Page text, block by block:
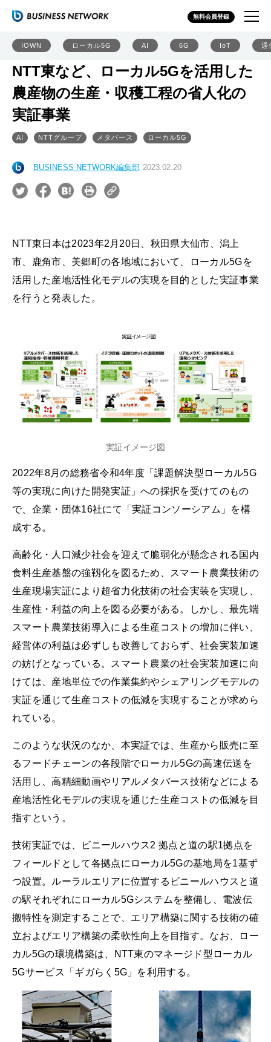
無料会員登録
IOWN ローカル5G AI 6G IoT 通
NTT東など、ローカル5Gを活用した
農産物の生産・収穫工程の省人化の
実証事業
AI NTTグループ メタバース ローカル5G
BUSINESS NETWORK編集部 2023.02.20
NTT東日本は2023年2月20日、秋田県大仙市、潟上
市、鹿角市、美郷町の各地域において、ローカル5Gを
活用した産地活性化モデルの実現を目的とした実証事業
を行うと発表した。
実証イメージ図
2022年8月の総務省令和4年度「課題解決型ローカル5G
等の実現に向けた開発実証」への採択を受けてのもの
で、企業・団体16社にて「実証コンソーシアム」を構
成する。
高齢化・人口減少社会を迎えて脆弱化が懸念される国内
食料生産基盤の強靱化を図るため、スマート農業技術の
生産現場実証により超省力化技術の社会実装を実現し、
生産性・利益の向上を図る必要がある。しかし、最先端
スマート農業技術導入による生産コストの増加に伴い、
経営体の利益は必ずしも改善しておらず、社会実装加速
の妨げとなっている。スマート農業の社会実装加速に向
けては、産地単位での作業集約やシェアリングモデルの
実証を通じて生産コストの低減を実現することが求めら
れている。
このような状況のなか、本実証では、生産から販売に至
るフードチェーンの各段階でローカル5Gの高速伝送を
活用し、高精細動画やリアルメタバース技術などによる
産地活性化モデルの実現を通じた生産コストの低減を目
指すという。
技術実証では、ビニールハウス2 拠点と道の駅1拠点を
フィールドとして各拠点にローカル5Gの基地局を1基ず
つ設置。ルーラルエリアに位置するビニールハウスと道
の駅それぞれにローカル5Gシステムを整備し、電波伝
搬特性を測定することで、エリア構築に関する技術の確
立およびエリア構築の柔軟性向上を目指す。なお、ロー
カル5Gの環境構築は、NTT東のマネージド型ローカル
5Gサービス「ギガらく5G」を利用する。